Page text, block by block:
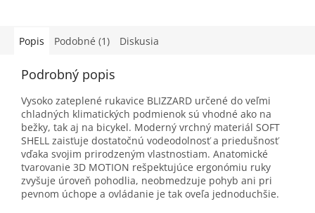
Popis Podobné (1) Diskusia
Podrobný popis
Vysoko zateplené rukavice BLIZZARD určené do veľmi
chladných klimatických podmienok sú vhodné ako na
bežky, tak aj na bicykel. Moderný vrchný materiál SOFT
SHELL zaisťuje dostatočnú vodeodolnosť a priedušnosť
vďaka svojim prirodzeným vlastnostiam. Anatomické
tvarovanie 3D MOTION rešpektujúce ergonómiu ruky
zvyšuje úroveň pohodlia, neobmedzuje pohyb ani pri
pevnom úchope a ovládanie je tak oveľa jednoduchšie.